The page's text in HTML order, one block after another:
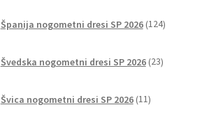
Španija nogometni dresi SP 2026 124izdelkov
Švedska nogometni dresi SP 2026 23izdelkov
Švica nogometni dresi SP 2026 11izdelkov